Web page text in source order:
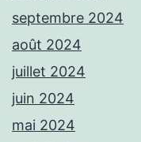
septembre 2024
août 2024
juillet 2024
juin 2024
mai 2024